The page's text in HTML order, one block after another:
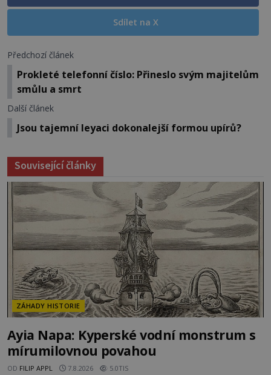
Sdílet na X
Předchozí článek
Prokleté telefonní číslo: Přineslo svým majitelům
smůlu a smrt
Další článek
Jsou tajemní leyaci dokonalejší formou upírů?
Související články
ZÁHADY HISTORIE
Ayia Napa: Kyperské vodní monstrum s
mírumilovnou povahou
OD FILIP APPL 7.8.2026 5.0TIS